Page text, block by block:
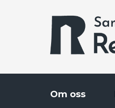
innehållet
Om oss